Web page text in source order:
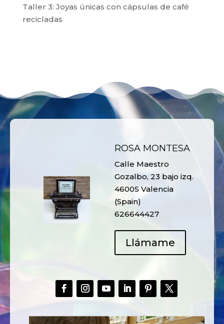
Taller 3: Joyas únicas con cápsulas de café
recicladas
ROSA MONTESA
Calle Maestro
Gozalbo, 23 bajo izq.
46005 Valencia
(Spain)
626644427
Llámame